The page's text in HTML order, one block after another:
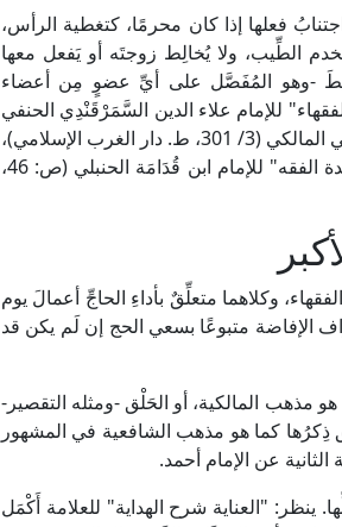
فعلها إذا كان محرمًا، كتغطية الرأس،
الطِّيب، ولا يُخالِط زوجتَه أو يَفعل معها
-وهو المُفَصَّل على أيِّ عضوٍ مِن أعضاء
للإمام علاء الدين السَّمَرْقَنْدِي الحنفي
(1/ 391، ط. دار الكتب العلمية)، و"الذخيرة" للإمام شهاب الدين القَرَافِي المالكي (3/ 301، ط. دار الغرب الإسلامي)،
و"التنبيه" للإمام الشِّيرَازِي الشافعي (ص: 72، ط. عالم الكتب)، و"عمدة الفقه" للإمام ابن قُدَامَة الحنبلي (ص: 46،
وكلاهما متعلِّقٌ بأداءِ الحاجِّ أعمالَ يوم
الإفاضة متبوعًا بسعي الحج إن لَم يكن قد
مذهب المالكية، أو الحَلْق -ومثله التقصير-
ذِكرُها كما هو مذهب الشافعية في المشهور
عن الإمام أحمد.
ينظر: "العناية شرح الهداية" للعلامة أَكْمَل